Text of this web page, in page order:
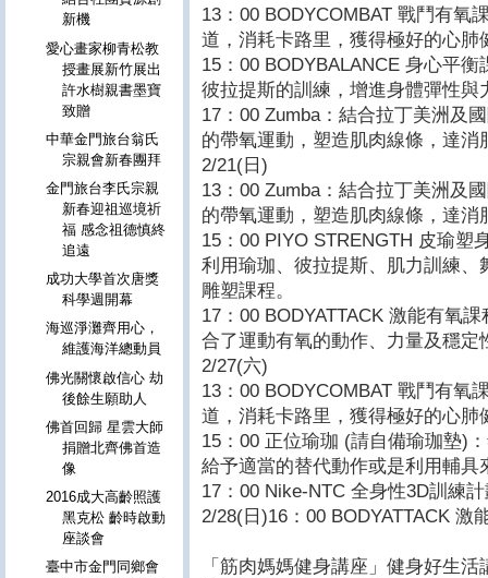
13：00 BODYCOMBAT 戰鬥有氧
道，消耗卡路里，獲得極好的心肺
15：00 BODYBALANCE 身心平
彼拉提斯的訓練，增進身體彈性
17：00 Zumba：結合拉丁美洲及
的帶氧運動，塑造肌肉線條，達消
2/21(日)
13：00 Zumba：結合拉丁美洲及
的帶氧運動，塑造肌肉線條，達消
15：00 PIYO STRENGTH 皮瑜塑
利用瑜珈、彼拉提斯、肌力訓練
雕塑課程。
17：00 BODYATTACK 激能有氧
合了運動有氧的動作、力量及穩定
2/27(六)
13：00 BODYCOMBAT 戰鬥有氧
道，消耗卡路里，獲得極好的心肺
15：00 正位瑜珈 (請自備瑜珈墊)
給予適當的替代動作或是利用輔具
17：00 Nike-NTC 全身性3D訓練
2/28(日)16：00 BODYATTACK 激
「筋肉媽媽健身講座」健身好生活
新機
愛心畫家柳青松教
授畫展新竹展出
許水樹親書墨寶
致贈
中華金門旅台翁氏
宗親會新春團拜
金門旅台李氏宗親
新春迎祖巡境祈
福 感念祖德慎終
追遠
成功大學首次唐獎
科學週開幕
海巡淨灘齊用心，
維護海洋總動員
佛光關懷啟信心 劫
後餘生願助人
佛首回歸 星雲大師
捐贈北齊佛首造
像
2016成大高齡照護
黑克松 齡時啟動
座談會
臺中市金門同鄉會